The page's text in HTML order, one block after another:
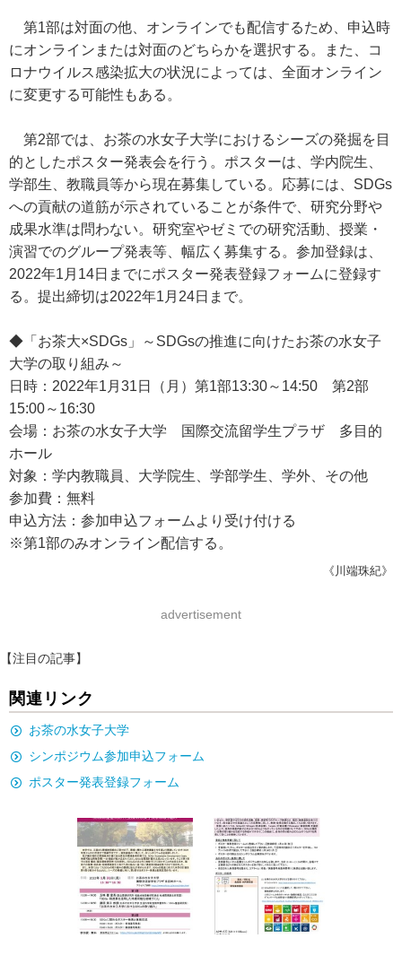
第1部は対面の他、オンラインでも配信するため、申込時
にオンラインまたは対面のどちらかを選択する。また、コ
ロナウイルス感染拡大の状況によっては、全面オンライン
に変更する可能性もある。
第2部では、お茶の水女子大学におけるシーズの発掘を目
的としたポスター発表会を行う。ポスターは、学内院生、
学部生、教職員等から現在募集している。応募には、SDGs
への貢献の道筋が示されていることが条件で、研究分野や
成果水準は問わない。研究室やゼミでの研究活動、授業・
演習でのグループ発表等、幅広く募集する。参加登録は、
2022年1月14日までにポスター発表登録フォームに登録す
る。提出締切は2022年1月24日まで。
◆「お茶大×SDGs」～SDGsの推進に向けたお茶の水女子
大学の取り組み～
日時：2022年1月31日（月）第1部13:30～14:50 第2部
15:00～16:30
会場：お茶の水女子大学 国際交流留学生プラザ 多目的
ホール
対象：学内教職員、大学院生、学部学生、学外、その他
参加費：無料
申込方法：参加申込フォームより受け付ける
※第1部のみオンライン配信する。
《川端珠紀》
advertisement
【注目の記事】
関連リンク
お茶の水女子大学
シンポジウム参加申込フォーム
ポスター発表登録フォーム